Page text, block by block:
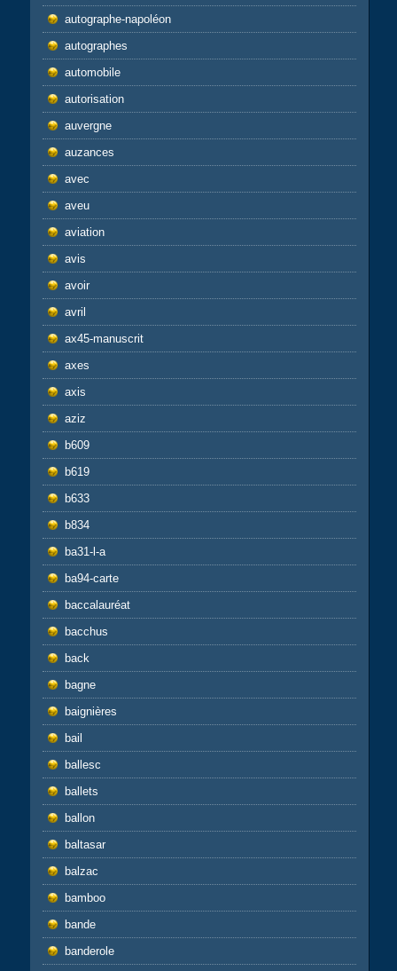
autographe-napoléon
autographes
automobile
autorisation
auvergne
auzances
avec
aveu
aviation
avis
avoir
avril
ax45-manuscrit
axes
axis
aziz
b609
b619
b633
b834
ba31-l-a
ba94-carte
baccalauréat
bacchus
back
bagne
baignières
bail
ballesc
ballets
ballon
baltasar
balzac
bamboo
bande
banderole